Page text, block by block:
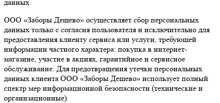
данных
ООО «Заборы Дешево» осуществляет сбор персональных
данных только с согласия пользователя и исключительно для
предоставления клиенту сервиса или услуги, требующей
информации частного характера: покупка в интернет-
магазине, участие в акциях, гарантийное и сервисное
обслуживание. Для предотвращения утечки персональных
данных клиента ООО «Заборы Дешево» использует полный
спектр мер информационной безопасности (технические и
организационные).